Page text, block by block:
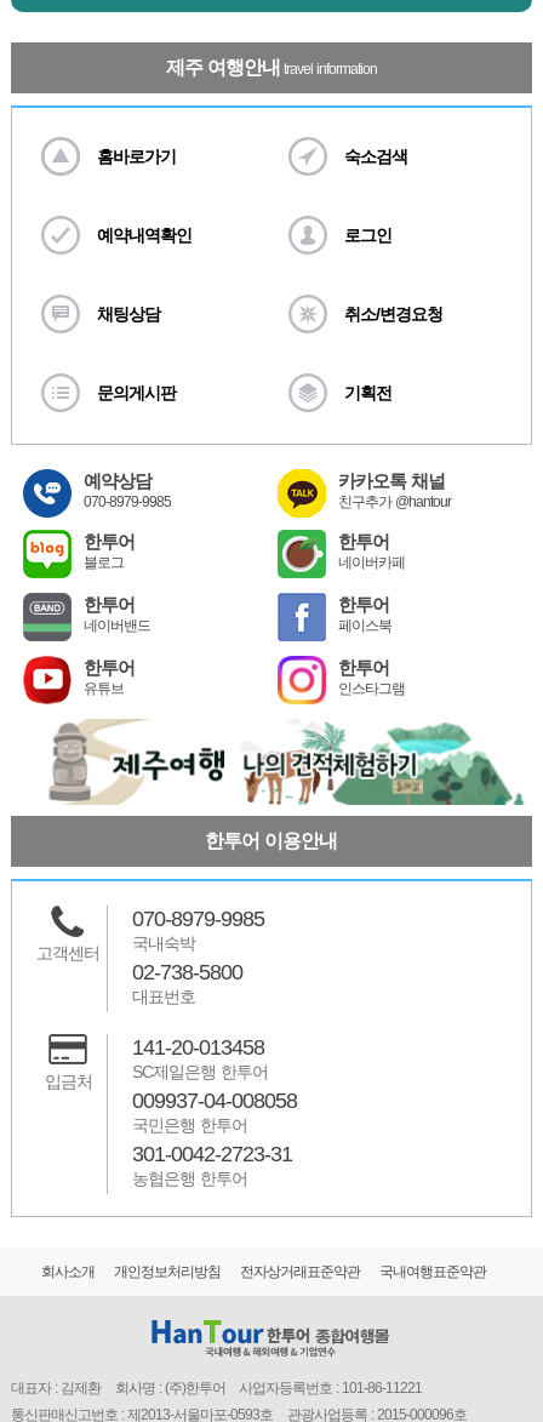
제주 여행안내 travel information
홈바로가기 숙소검색
예약내역확인 로그인
채팅상담 취소/변경요청
문의게시판 기획전
예약상담
070-8979-9985
카카오톡 채널
친구추가 @hantour
한투어
블로그
한투어
네이버카페
한투어
네이버밴드
한투어
페이스북
한투어
유튜브
한투어
인스타그램
한투어 이용안내
고객센터
070-8979-9985
국내숙박
02-738-5800
대표번호
입금처
141-20-013458
SC제일은행 한투어
009937-04-008058
국민은행 한투어
301-0042-2723-31
농협은행 한투어
회사소개 개인정보처리방침 전자상거래표준약관 국내여행표준약관
대표자 : 김제환 회사명 : (주)한투어
사업자등록번호 : 101-86-11221
통신판매신고번호 : 제2013-서울마포-0593호
관광사업등록 : 2015-000096호